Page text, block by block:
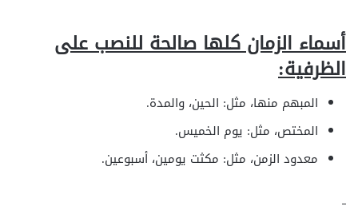
أسماء الزمان كلها صالحة للنصب على
الظرفية:
المبهم منها، مثل: الحين، والمدة.
المختص، مثل: يوم الخميس.
معدود الزمن، مثل: مكثت يومين، أسبوعين.